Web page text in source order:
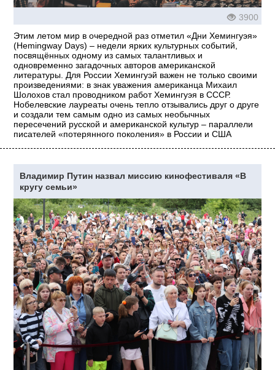
3900
Этим летом мир в очередной раз отметил «Дни Хемингуэя»
(Hemingway Days) – недели ярких культурных событий,
посвящённых одному из самых талантливых и
одновременно загадочных авторов американской
литературы. Для России Хемингуэй важен не только своими
произведениями: в знак уважения американца Михаил
Шолохов стал проводником работ Хемингуэя в СССР.
Нобелевские лауреаты очень тепло отзывались друг о друге
и создали тем самым одно из самых необычных
пересечений русской и американской культур – параллели
писателей «потерянного поколения» в России и США
Владимир Путин назвал миссию кинофестиваля «В
кругу семьи»